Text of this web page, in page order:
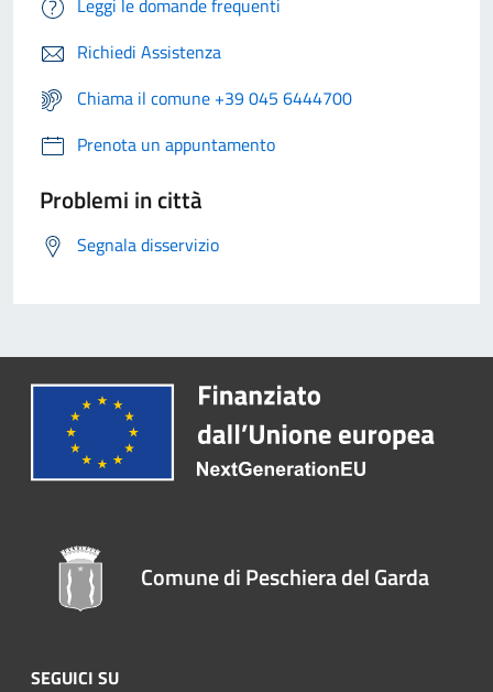
Leggi le domande frequenti
Richiedi Assistenza
Chiama il comune +39 045 6444700
Prenota un appuntamento
Problemi in città
Segnala disservizio
Comune di Peschiera del Garda
SEGUICI SU